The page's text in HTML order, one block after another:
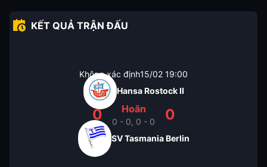
KẾT QUẢ TRẬN ĐẤU
Không xác định15/02 19:00
Hansa Rostock II
0 Hoãn
0 - 0, 0 - 0 0
SV Tasmania Berlin